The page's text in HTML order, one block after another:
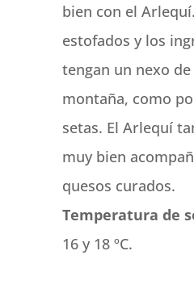
bien con el
estofados y los
tengan un nexo
montaña, como
setas. El Arlequí
muy bien
quesos curados.
Temperatura de
16 y 18 ºC.